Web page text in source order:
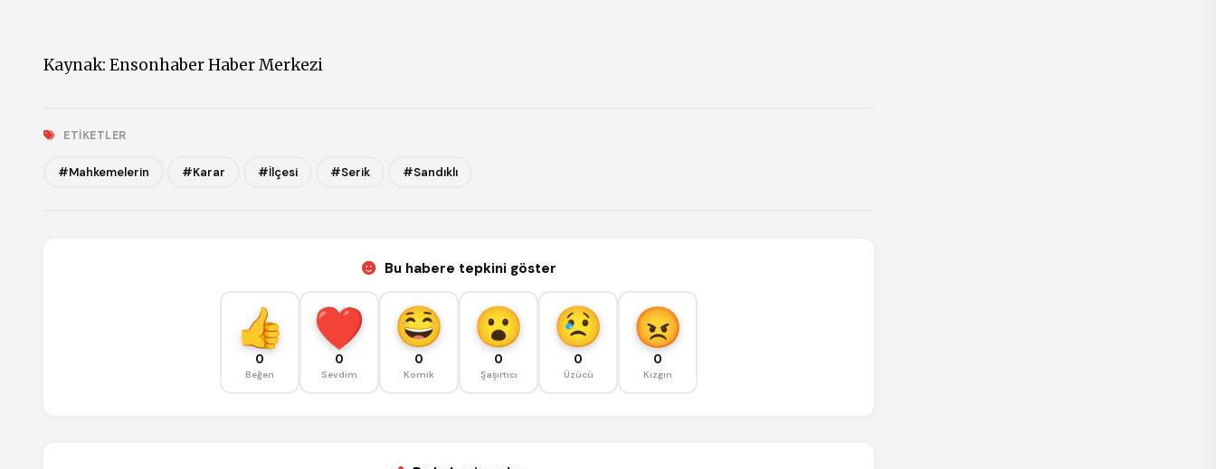
Kaynak: Ensonhaber Haber Merkezi
ETIKETLER
#Mahkemelerin #Karar #İlçesi #Serik #Sandıklı
Bu habere tepkini göster
0
Beğen
0
Sevdim
0
Komik
0
Şaşırtıcı
0
Üzücü
0
Kızgın